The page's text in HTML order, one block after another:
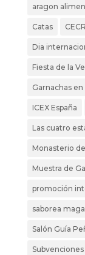
aragon
Catas
Dia
Fiesta de la
Garnachas
ICEX España
Las cuatro
Monasterio
Muestra de
promoción
saborea
Salón Guía
Subvenciones